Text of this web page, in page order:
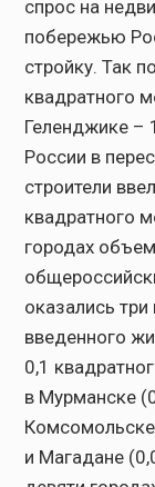
спрос на
побережью
стройку. Так
квадратного
Геленджике –
России в
строители
квадратного
городах
оказались
введенного
0,1
в Мурманске
и Магадане